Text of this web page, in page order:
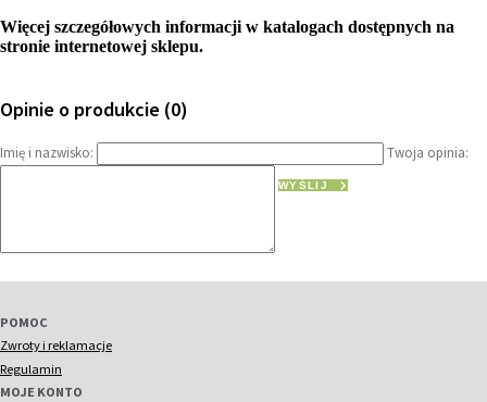
Więcej szczegółowych informacji w katalogach dostępnych na
stronie internetowej sklepu.
Opinie o produkcie (0)
Imię i nazwisko: Twoja opinia:
WYŚLIJ
POMOC
Zwroty i reklamacje
Regulamin
MOJE KONTO